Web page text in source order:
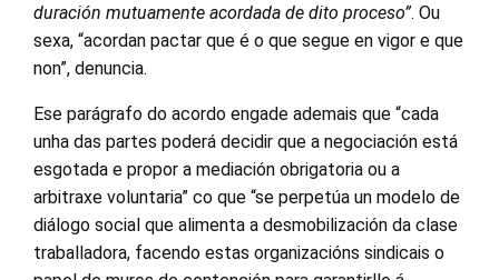
duración mutuamente acordada de dito proceso”. Ou
sexa, “acordan pactar que é o que segue en vigor e que
non”, denuncia.
Ese parágrafo do acordo engade ademais que “cada
unha das partes poderá decidir que a negociación está
esgotada e propor a mediación obrigatoria ou a
arbitraxe voluntaria” co que “se perpetúa un modelo de
diálogo social que alimenta a desmobilización da clase
traballadora, facendo estas organizacións sindicais o